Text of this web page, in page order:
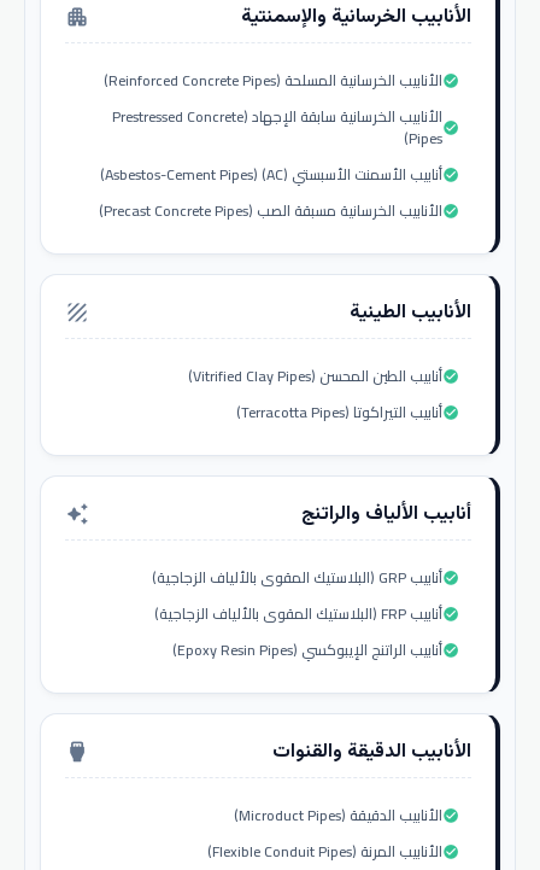
الأنابيب الخرسانية والإسمنتية apartment
الأنابيب الخرسانية المسلحة (Reinforced Concrete Pipes)check_circle
الأنابيب الخرسانية سابقة الإجهاد (Prestressed Concrete
Pipes)check_circle
أنابيب الأسمنت الأسبستي (AC) (Asbestos-Cement Pipes)check_circle
الأنابيب الخرسانية مسبقة الصب (Precast Concrete Pipes)check_circle
الأنابيب الطينية texture
أنابيب الطين المحسن (Vitrified Clay Pipes)check_circle
أنابيب التيراكوتا (Terracotta Pipes)check_circle
أنابيب الألياف والراتنج auto_awesome
أنابيب GRP (البلاستيك المقوى بالألياف الزجاجية)check_circle
أنابيب FRP (البلاستيك المقوى بالألياف الزجاجية)check_circle
أنابيب الراتنج الإيبوكسي (Epoxy Resin Pipes)check_circle
الأنابيب الدقيقة والقنوات settings_input_hdmi
الأنابيب الدقيقة (Microduct Pipes)check_circle
الأنابيب المرنة (Flexible Conduit Pipes)check_circle